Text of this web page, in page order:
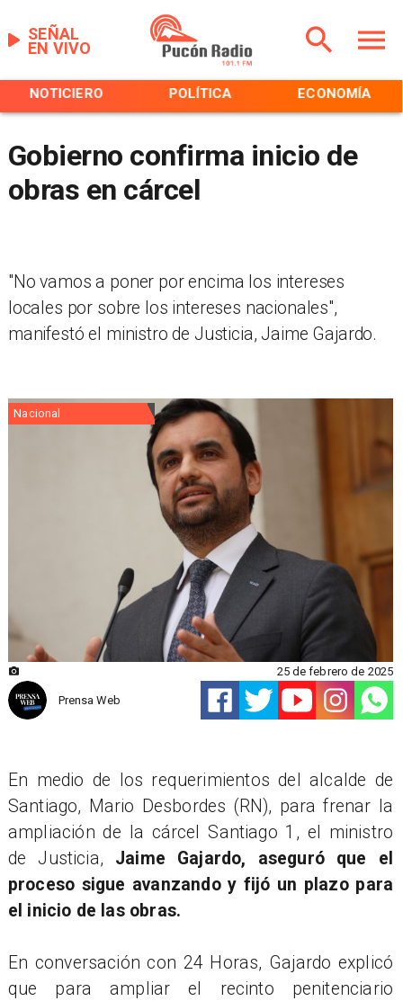
EN VIVO
SEÑAL
NOTICIERO POLÍTICA ECONOMÍA
Gobierno confirma inicio de
obras en cárcel
"No vamos a poner por encima los intereses
locales por sobre los intereses nacionales",
manifestó el ministro de Justicia, Jaime Gajardo.
Nacional
Prensa Web
25 de febrero de 2025
En medio de los requerimientos del alcalde de
Santiago, Mario Desbordes (RN), para frenar la
ampliación de la cárcel Santiago 1, el ministro
de Justicia, Jaime Gajardo, aseguró que el
proceso sigue avanzando y fijó un plazo para
el inicio de las obras.
En conversación con 24 Horas, Gajardo explicó
que para ampliar el recinto penitenciario